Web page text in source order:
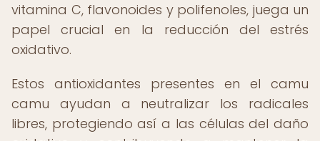
vitamina C, flavonoides y polifenoles, juega un
papel crucial en la reducción del estrés
oxidativo.
Estos antioxidantes presentes en el camu
camu ayudan a neutralizar los radicales
libres, protegiendo así a las células del daño